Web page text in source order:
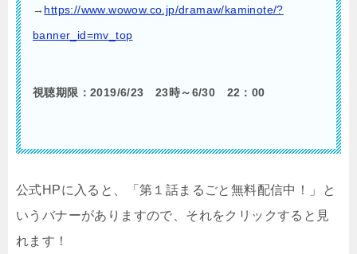
→ https://www.wowow.co.jp/dramaw/kaminote/?
banner_id=mv_top
視聴期限：2019/6/23 23時～6/30 22：00
公式HPに入ると、「第１話まるごと無料配信中！」と
いうバナーがありますので、それをクリックすると見
れます！